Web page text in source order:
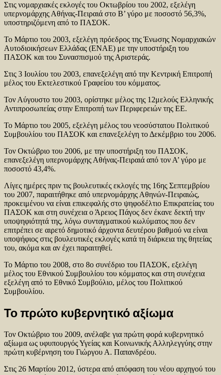
Στις νομαρχιακές εκλογές του Οκτωβρίου του 2002, εξελέγη
υπερνομάρχης Αθήνας-Πειραιά στο Β’ γύρο με ποσοστό 56,3%,
υποστηριζόμενη από το ΠΑΣΟΚ.
Το Μάρτιο του 2003, εξελέγη πρόεδρος της Ένωσης Νομαρχιακών
Αυτοδιοικήσεων Ελλάδας (ΕΝΑΕ) με την υποστήριξη του
ΠΑΣΟΚ και του Συνασπισμού της Αριστεράς.
Στις 3 Ιουλίου του 2003, επανεξελέγη από την Κεντρική Επιτροπή
μέλος του Εκτελεστικού Γραφείου του κόμματος.
Τον Αύγουστο του 2003, ορίστηκε μέλος της 12μελούς Ελληνικής
Αντιπροσωπείας στην Επιτροπή των Περιφερειών της ΕΕ.
Το Μάρτιο του 2005, εξελέγη μέλος του νεοσύστατου Πολιτικού
Συμβουλίου του ΠΑΣΟΚ και επανεξελέγη το Δεκέμβριο του 2006.
Τον Οκτώβριο του 2006, με την υποστήριξη του ΠΑΣΟΚ,
επανεξελέγη υπερνομάρχης Αθήνας-Πειραιά από τον Α’ γύρο με
ποσοστό 43,4%.
Λίγες ημέρες πριν τις βουλευτικές εκλογές της 16ης Σεπτεμβρίου
του 2007, παραιτήθηκε από υπερνομάρχης Αθηνών-Πειραιώς,
προκειμένου να είναι επικεφαλής στο ψηφοδέλτιο Επικρατείας του
ΠΑΣΟΚ και στη συνέχεια ο Άρειος Πάγος δεν έκανε δεκτή την
υποψηφιότητά της, λόγω συνταγματικού κωλύματος που δεν
επιτρέπει σε αιρετό δημοτικό άρχοντα δευτέρου βαθμού να είναι
υποψήφιος στις βουλευτικές εκλογές κατά τη διάρκεια της θητείας
του, ακόμα και αν έχει παραιτηθεί.
Το Μάρτιο του 2008, στο 8ο συνέδριο του ΠΑΣΟΚ, εξελέγη
μέλος του Εθνικού Συμβουλίου του κόμματος και στη συνέχεια
εξελέγη από το Εθνικό Συμβούλιο, μέλος του Πολιτικού
Συμβουλίου.
Το πρώτο κυβερνητικό αξίωμα
Τον Οκτώβριο του 2009, ανέλαβε για πρώτη φορά κυβερνητικό
αξίωμα ως υφυπουργός Υγείας και Κοινωνικής Αλληλεγγύης στην
πρώτη κυβέρνηση του Γιώργου Α. Παπανδρέου.
Στις 26 Μαρτίου 2012, ύστερα από απόφαση του νέου αρχηγού του